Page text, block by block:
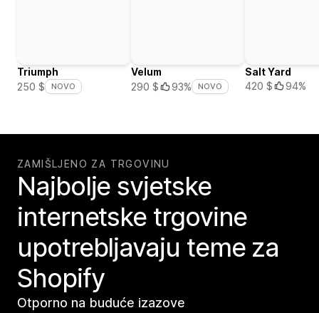
Triumph
250 $
NOVO
Velum
290 $
93% NOVO
Salt Yard
420 $
94%
ZAMIŠLJENO ZA TRGOVINU
Najbolje svjetske
internetske trgovine
upotrebljavaju teme za
Shopify
Otporno na buduće izazove